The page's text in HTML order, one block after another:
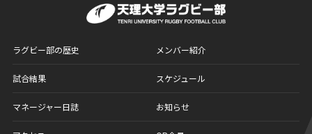
ラグビー部の歴史 メンバー紹介
試合結果 スケジュール
マネージャー日誌 お知らせ